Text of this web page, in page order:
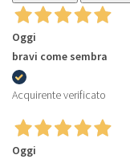
Oggi
bravi come sembra
Acquirente verificato
Oggi